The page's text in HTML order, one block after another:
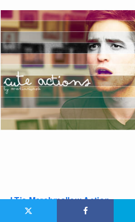
LT’s Marshmallow Action